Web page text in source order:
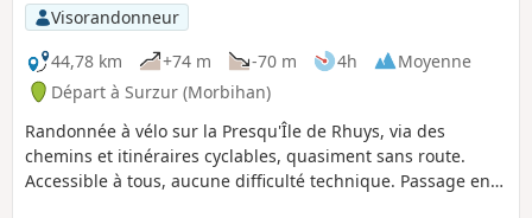
Visorandonneur
44,78 km
+74 m -70 m 4h
Moyenne
Départ à Surzur (Morbihan)
Randonnée à vélo sur la Presqu'Île de Rhuys, via des
chemins et itinéraires cyclables, quasiment sans route.
Accessible à tous, aucune difficulté technique. Passage en